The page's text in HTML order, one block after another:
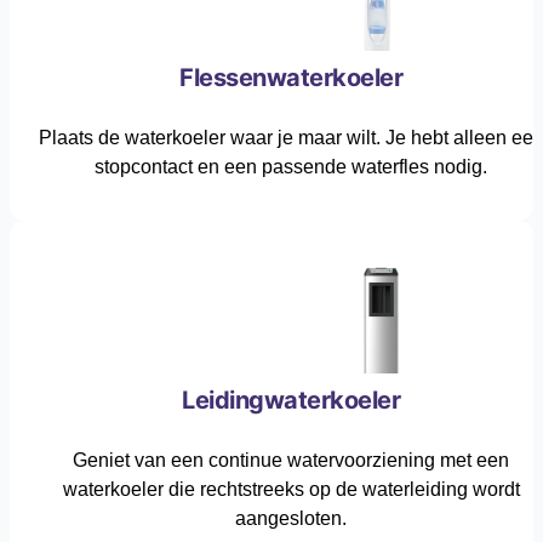
Flessenwaterkoeler
Plaats de waterkoeler waar je maar wilt. Je hebt alleen een
stopcontact en een passende waterfles nodig.
Leidingwaterkoeler
Geniet van een continue watervoorziening met een
waterkoeler die rechtstreeks op de waterleiding wordt
aangesloten.